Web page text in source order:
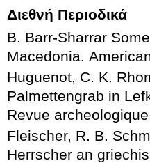
Διεθνή Περιοδικά
B. Barr-Sharrar
Macedonia.
Huguenot, C. K.
Palmettengrab in
Revue archeologique
Fleischer, R. B.
Herrscher an